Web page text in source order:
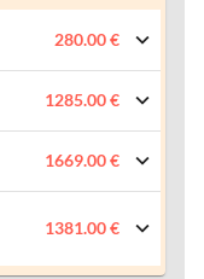
280.00 €
1285.00 €
1669.00 €
1381.00 €